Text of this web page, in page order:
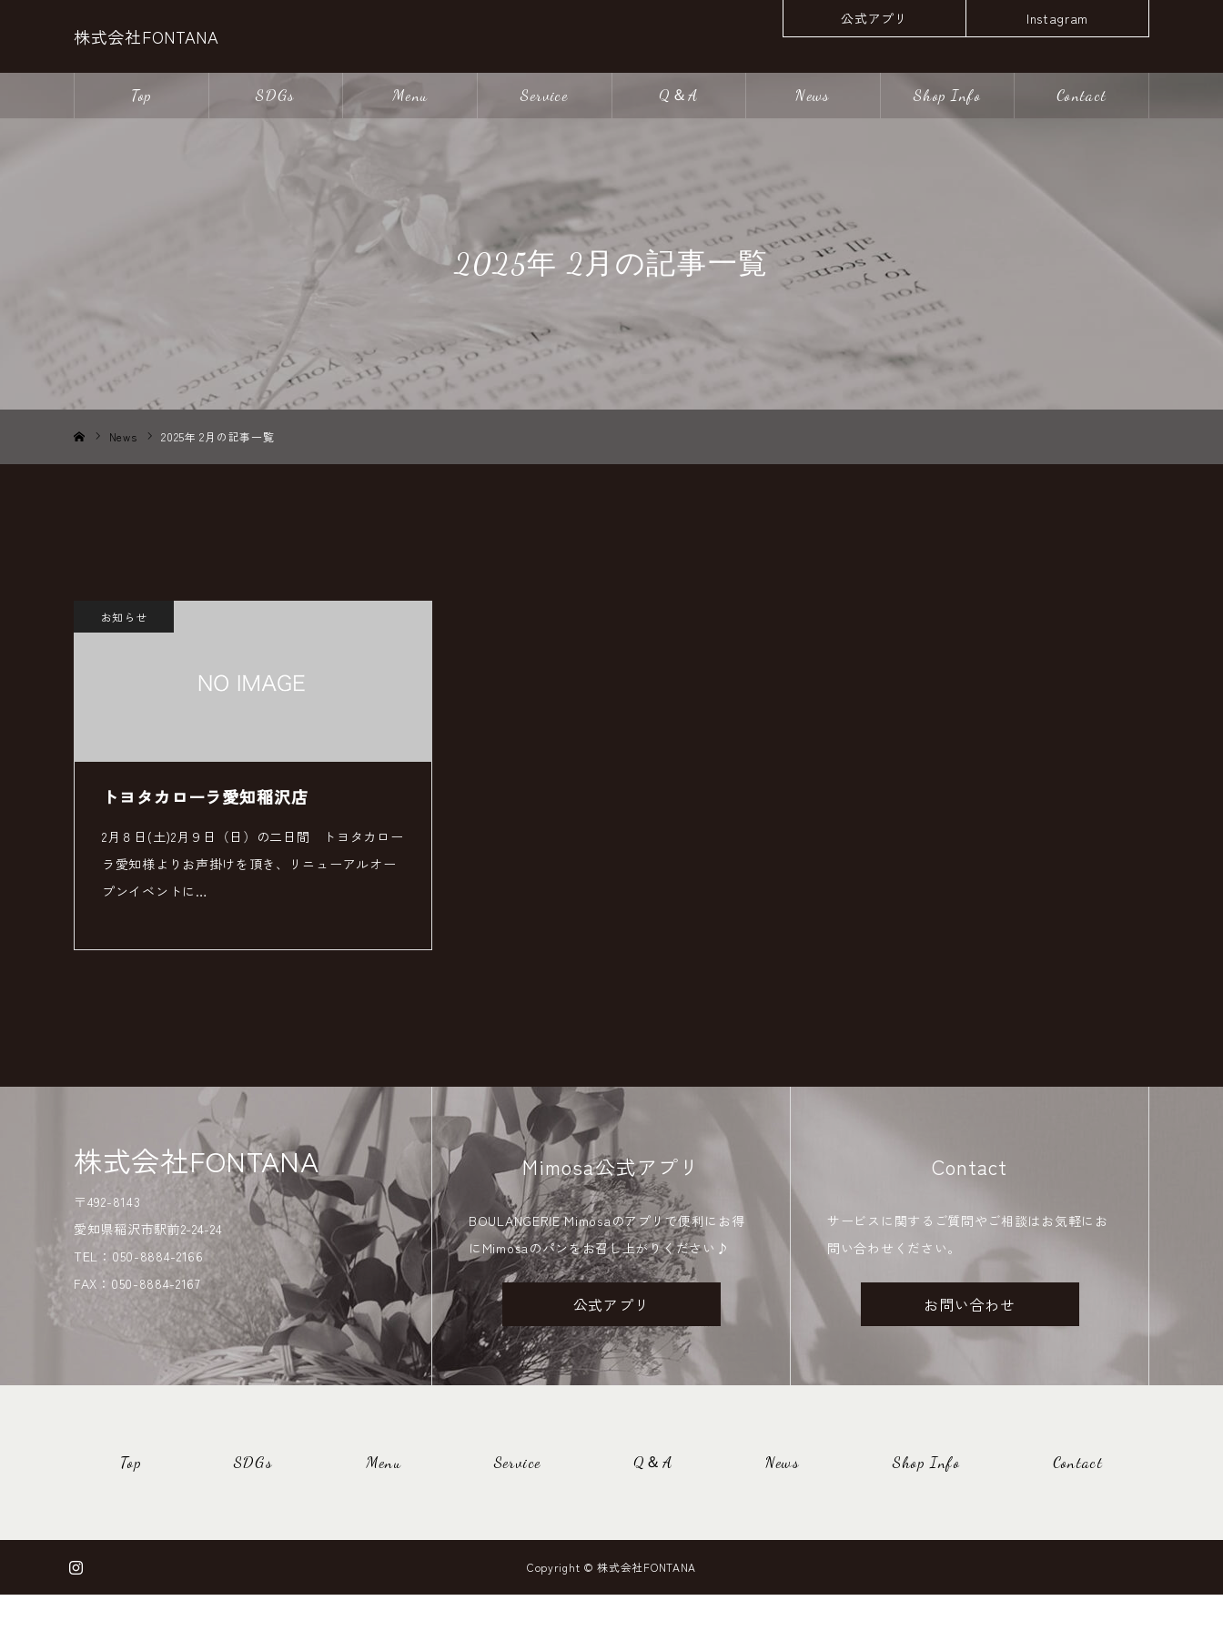
株式会社FONTANA
公式アプリ Instagram
Top SDGs Menu Service Q＆A News Shop Info Contact
2025年 2月の記事一覧
News 2025年 2月の記事一覧
お知らせ
トヨタカローラ愛知稲沢店
2月８日(土)2月９日（日）の二日間 トヨタカロー
ラ愛知様よりお声掛けを頂き、リニューアルオー
プンイベントに…
株式会社FONTANA
〒492-8143
愛知県稲沢市駅前2-24-24
TEL：050-8884-2166
FAX：050-8884-2167
Mimosa公式アプリ
BOULANGERIE Mimosaのアプリで便利にお得
にMimosaのパンをお召し上がりください♪
公式アプリ
Contact
サービスに関するご質問やご相談はお気軽にお
問い合わせください。
お問い合わせ
Top SDGs Menu Service Q＆A News Shop Info Contact
Copyright © 株式会社FONTANA